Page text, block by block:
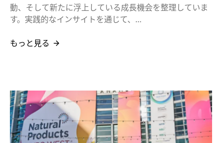
動、そして新たに浮上している成長機会を整理していま
す。実践的なインサイトを通じて、…
もっと見る